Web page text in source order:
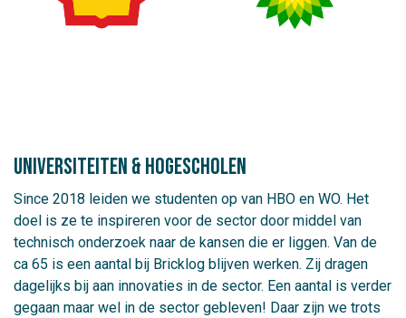
universiteiten & hogescholen
Since 2018 leiden we studenten op van HBO en WO. Het
doel is ze te inspireren voor de sector door middel van
technisch onderzoek naar de kansen die er liggen. Van de
ca 65 is een aantal bij Bricklog blijven werken. Zij dragen
dagelijks bij aan innovaties in de sector. Een aantal is verder
gegaan maar wel in de sector gebleven! Daar zijn we trots